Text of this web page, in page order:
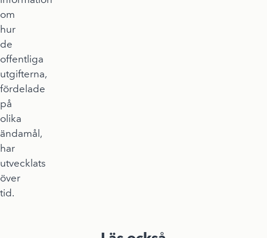
om
hur
de
offentliga
utgifterna,
fördelade
på
olika
ändamål,
har
utvecklats
över
tid.